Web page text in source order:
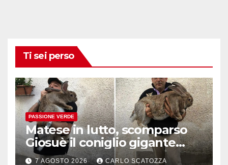
Ti sei perso
PASSIONE VERDE
Matese in lutto, scomparso
Giosuè il coniglio gigante
pluripremiato
7 AGOSTO 2026 CARLO SCATOZZA